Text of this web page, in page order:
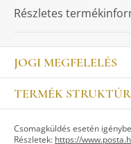
Részletes
JOGI MEGFELELÉS
Impresszum
Kapcsolat
Jogi nyilatkozat
TERMÉK
ASZTALKULTÚRA
Csomagküldés esetén
Részletek: https://